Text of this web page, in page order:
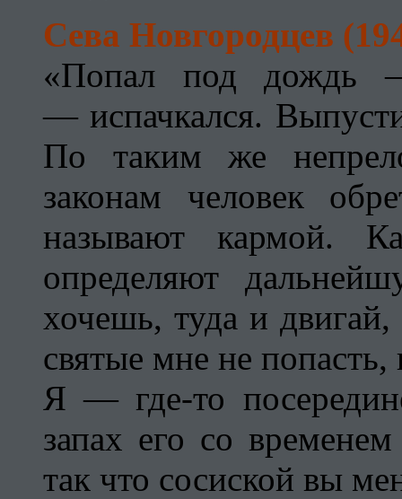
Cева Новгородцев
«Попал под дождь
— испачкался.
По таким же
законам человек
называют кармой.
определяют
хочешь, туда и
святые мне не
Я — где-то
запах его со
так что сосиской вы